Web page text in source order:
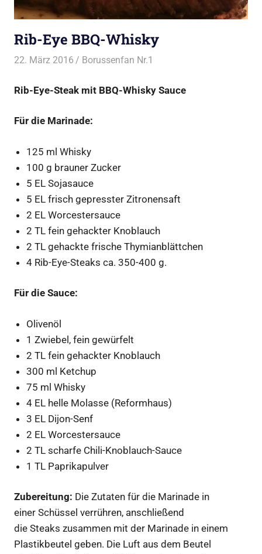
Rib-Eye BBQ-Whisky
22. März 2016 Borussenfan Nr.1
Rib-Eye-Steak mit BBQ-Whisky Sauce
Für die Marinade:
125 ml Whisky
100 g brauner Zucker
5 EL Sojasauce
5 EL frisch gepresster Zitronensaft
2 EL Worcestersauce
2 TL fein gehackter Knoblauch
2 TL gehackte frische Thymianblättchen
4 Rib-Eye-Steaks ca. 350-400 g.
Für die Sauce:
Olivenöl
1 Zwiebel, fein gewürfelt
2 TL fein gehackter Knoblauch
300 ml Ketchup
75 ml Whisky
4 EL helle Molasse (Reformhaus)
3 EL Dijon-Senf
2 EL Worcestersauce
2 TL scharfe Chili-Knoblauch-Sauce
1 TL Paprikapulver
Zubereitung: Die Zutaten für die Marinade in
einer Schüssel verrühren, anschließend
die Steaks zusammen mit der Marinade in einem
Plastikbeutel geben. Die Luft aus dem Beutel